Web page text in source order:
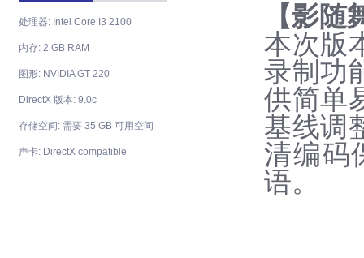
处理器: Intel Core I3 2100
内存: 2 GB RAM
图形: NVIDIA GT 220
DirectX 版本: 9.0c
存储空间: 需要 35 GB 可用空间
声卡: DirectX compatible
【影
本次版
录制功
供简单
基线调
清编码
语。